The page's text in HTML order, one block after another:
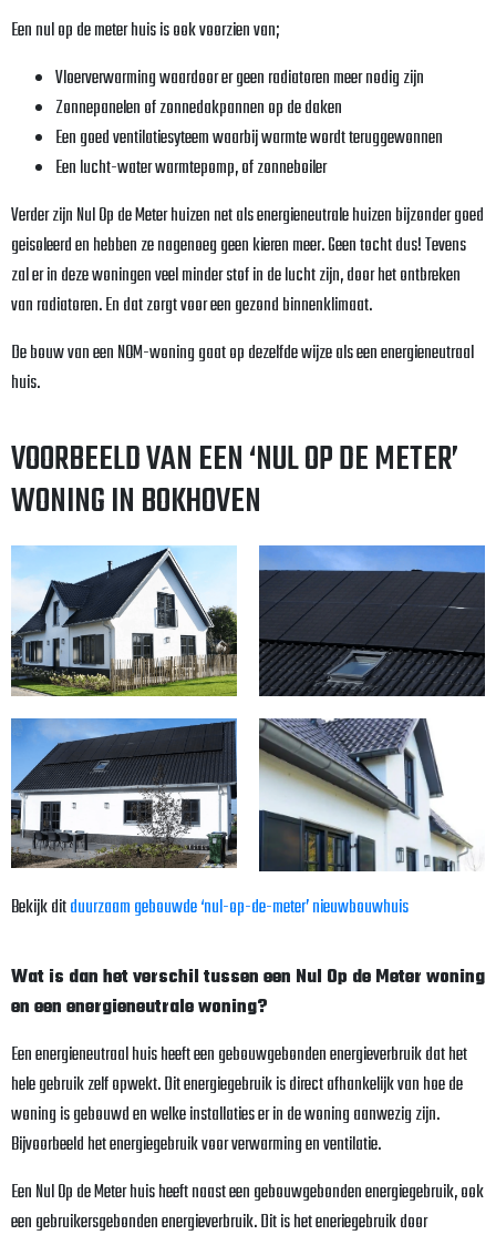
Een nul op de meter huis is ook voorzien van;
Vloerverwarming waardoor er geen radiatoren meer nodig zijn
Zonnepanelen of zonnedakpannen op de daken
Een goed ventilatiesyteem waarbij warmte wordt teruggewonnen
Een lucht-water warmtepomp, of zonneboiler
Verder zijn Nul Op de Meter huizen net als energieneutrale huizen bijzonder goed
geisoleerd en hebben ze nagenoeg geen kieren meer. Geen tocht dus! Tevens
zal er in deze woningen veel minder stof in de lucht zijn, door het ontbreken
van radiatoren. En dat zorgt voor een gezond binnenklimaat.
De bouw van een NOM-woning gaat op dezelfde wijze als een energieneutraal
huis.
VOORBEELD VAN EEN ‘NUL OP DE METER’
WONING IN BOKHOVEN
Bekijk ditduurzaam gebouwde ‘nul-op-de-meter’ nieuwbouwhuis
Wat is dan het verschil tussen een Nul Op de Meter woning
en een energieneutrale woning?
Een energieneutraal huis heeft een gebouwgebonden energieverbruik dat het
hele gebruik zelf opwekt. Dit energiegebruik is direct afhankelijk van hoe de
woning is gebouwd en welke installaties er in de woning aanwezig zijn.
Bijvoorbeeld het energiegebruik voor verwarming en ventilatie.
Een Nul Op de Meter huis heeft naast een gebouwgebonden energiegebruik, ook
een gebruikersgebonden energieverbruik. Dit is het eneriegebruik door